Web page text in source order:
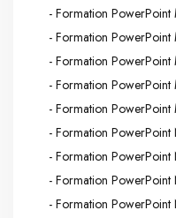
- Formation PowerPoint
- Formation PowerPoint
- Formation PowerPoint
- Formation PowerPoint
- Formation
- Formation PowerPoint
- Formation PowerPoint
- Formation PowerPoint
- Formation PowerPoint